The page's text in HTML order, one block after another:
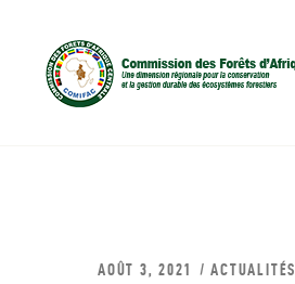
AOÛT 3, 2021 ACTUALITÉS